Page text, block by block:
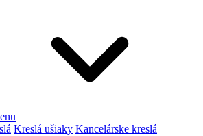
Kreslá ušiaky Kancelárske kreslá